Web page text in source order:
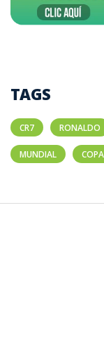
TAGS
CR7 RONALDO
MUNDIAL